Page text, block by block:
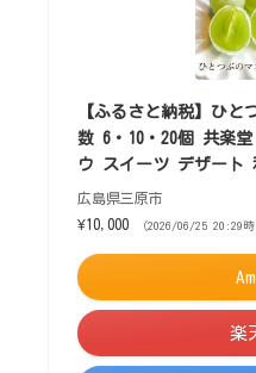
【ふるさと納税】ひと
数 6・10・20個 共楽
ウ スイーツ デザート
広島県三原市
¥10,000
（2026/06/25 20:29
楽